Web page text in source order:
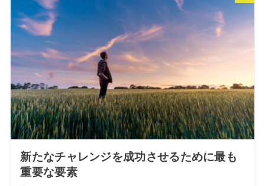
新たなチャレンジを成功させるために最も
重要な要素